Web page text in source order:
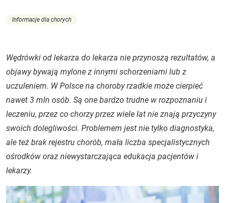
Informacje dla chorych
Wędrówki od lekarza do lekarza nie przynoszą rezultatów, a
objawy bywają mylone z innymi schorzeniami lub z
uczuleniem. W Polsce na choroby rzadkie może cierpieć
nawet 3 mln osób. Są one bardzo trudne w rozpoznaniu i
leczeniu, przez co chorzy przez wiele lat nie znają przyczyny
swoich dolegliwości. Problemem jest nie tylko diagnostyka,
ale też brak rejestru chorób, mała liczba specjalistycznych
ośrodków oraz niewystarczająca edukacja pacjentów i
lekarzy.